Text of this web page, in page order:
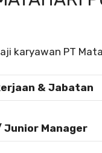
karyawan PT
& Jabatan
Manager